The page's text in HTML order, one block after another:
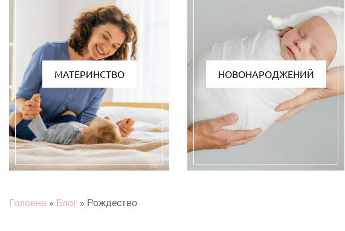
МАТЕРИНСТВО НОВОНАРОДЖЕНИЙ
Головна » Блог » Рождество